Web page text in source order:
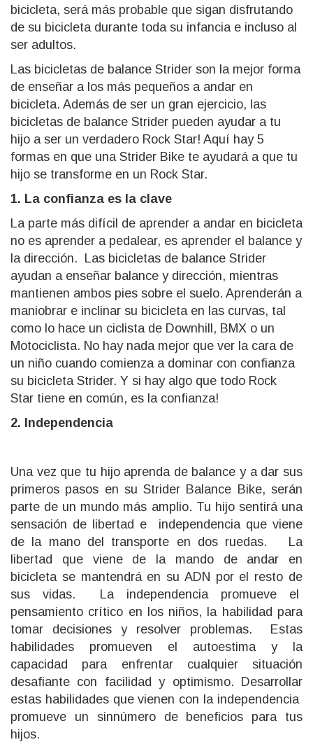
bicicleta, será más probable que sigan disfrutando
de su bicicleta durante toda su infancia e incluso al
ser adultos.
Las bicicletas de balance Strider son la mejor forma
de enseñar a los más pequeños a andar en
bicicleta. Además de ser un gran ejercicio, las
bicicletas de balance Strider pueden ayudar a tu
hijo a ser un verdadero Rock Star! Aquí hay 5
formas en que una Strider Bike te ayudará a que tu
hijo se transforme en un Rock Star.
1. La confianza es la clave
La parte más difícil de aprender a andar en bicicleta
no es aprender a pedalear, es aprender el balance y
la dirección. Las bicicletas de balance Strider
ayudan a enseñar balance y dirección, mientras
mantienen ambos pies sobre el suelo. Aprenderán a
maniobrar e inclinar su bicicleta en las curvas, tal
como lo hace un ciclista de Downhill, BMX o un
Motociclista. No hay nada mejor que ver la cara de
un niño cuando comienza a dominar con confianza
su bicicleta Strider. Y si hay algo que todo Rock
Star tiene en común, es la confianza!
2. Independencia
Una vez que tu hijo aprenda de balance y a dar sus
primeros pasos en su Strider Balance Bike, serán
parte de un mundo más amplio. Tu hijo sentirá una
sensación de libertad e independencia que viene
de la mano del transporte en dos ruedas. La
libertad que viene de la mando de andar en
bicicleta se mantendrá en su ADN por el resto de
sus vidas. La independencia promueve el
pensamiento crítico en los niños, la habilidad para
tomar decisiones y resolver problemas. Estas
habilidades promueven el autoestima y la
capacidad para enfrentar cualquier situación
desafiante con facilidad y optimismo. Desarrollar
estas habilidades que vienen con la independencia
promueve un sinnúmero de beneficios para tus
hijos.